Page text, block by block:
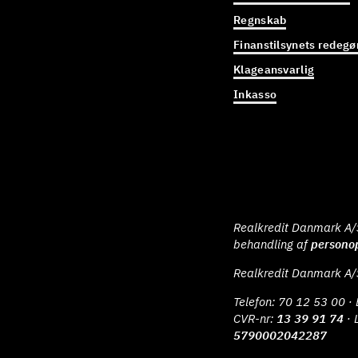
Regnskab
Finanstilsynets
Klageansvarlig
Inkasso
Realkredit Danmark
behandling af
Realkredit Danmark A/
Telefon: 70 12 53 00 ·
CVR-nr: 13 39 91 74 ·
5790002042287